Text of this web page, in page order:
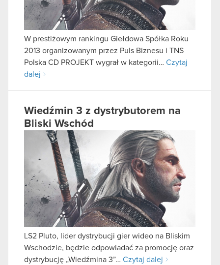
W prestiżowym rankingu Giełdowa Spółka Roku
2013 organizowanym przez Puls Biznesu i TNS
Polska CD PROJEKT wygrał w kategorii… Czytaj
dalej
Wiedźmin 3 z dystrybutorem na
Bliski Wschód
LS2 Pluto, lider dystrybucji gier wideo na Bliskim
Wschodzie, będzie odpowiadać za promocję oraz
dystrybucję „Wiedźmina 3”… Czytaj dalej